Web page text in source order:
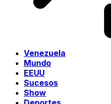
Venezuela
Mundo
EEUU
Sucesos
Show